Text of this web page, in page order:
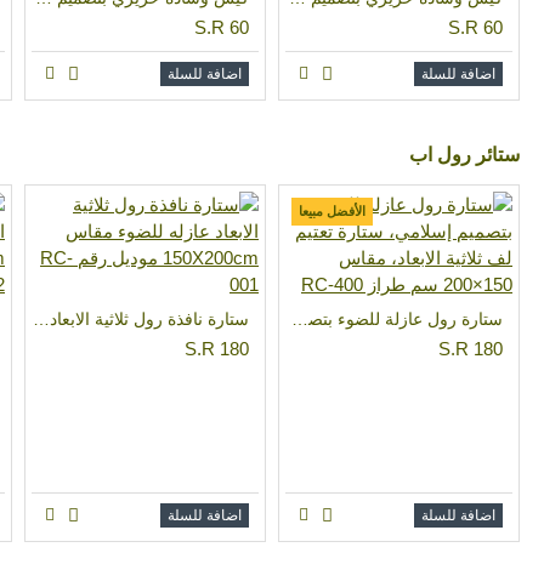
S.R 60
اضافة للسلة
S.R 60
اضافة للسلة
ستائر رول اب
الأفضل مبيعا
S.R 180
اضافة للسلة
S.R 180
اضافة للسلة